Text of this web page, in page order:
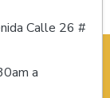
Calle 26 #
a